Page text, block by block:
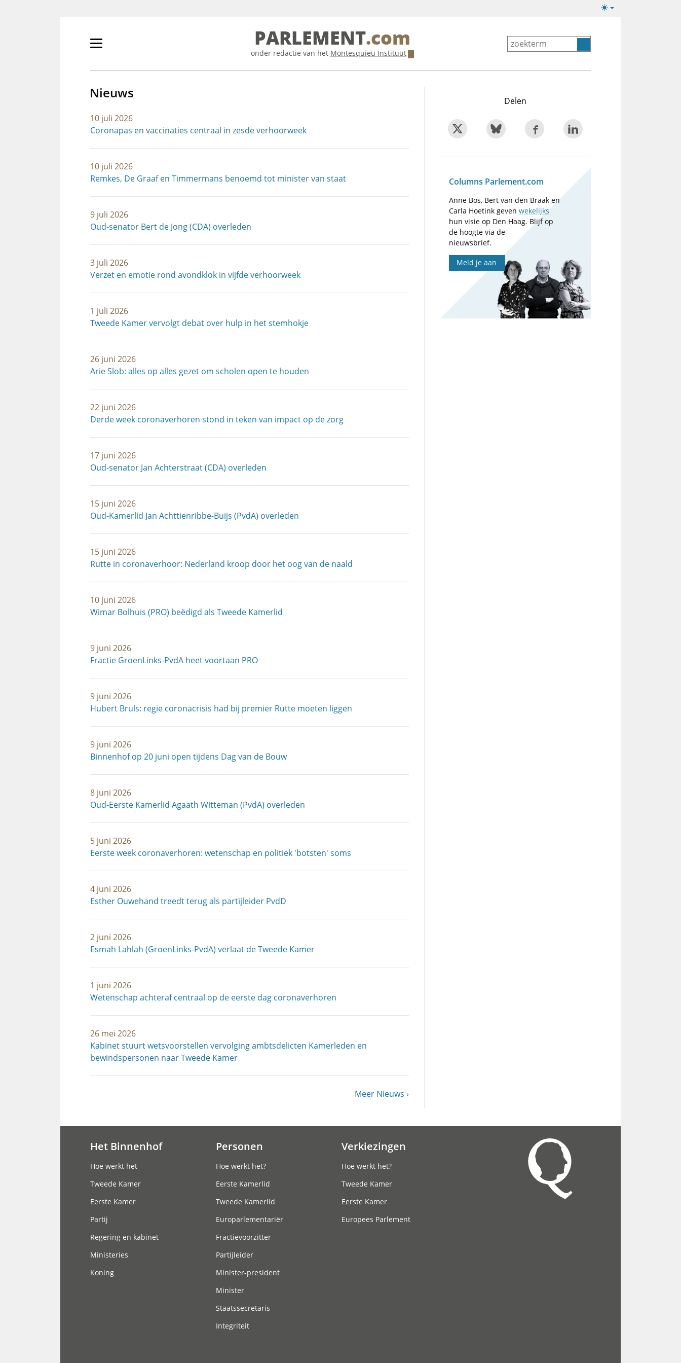
Lichte/donkere
Primair
tonen/verbergen
PARLEMENT.com
onder redactie van het Montesquieu Instituut
Nieuws
10 juli 2026
Coronapas en vaccinaties centraal in zesde verhoorweek
10 juli 2026
Remkes, De Graaf en Timmermans benoemd tot minister van staat
9 juli 2026
Oud-senator Bert de Jong (CDA) overleden
3 juli 2026
Verzet en emotie rond avondklok in vijfde verhoorweek
1 juli 2026
Tweede Kamer vervolgt debat over hulp in het stemhokje
26 juni 2026
Arie Slob: alles op alles gezet om scholen open te houden
22 juni 2026
Derde week coronaverhoren stond in teken van impact op de zorg
17 juni 2026
Oud-senator Jan Achterstraat (CDA) overleden
15 juni 2026
Oud-Kamerlid Jan Achttienribbe-Buijs (PvdA) overleden
15 juni 2026
Rutte in coronaverhoor: Nederland kroop door het oog van de naald
10 juni 2026
Wimar Bolhuis (PRO) beëdigd als Tweede Kamerlid
9 juni 2026
Fractie GroenLinks-PvdA heet voortaan PRO
9 juni 2026
Hubert Bruls: regie coronacrisis had bij premier Rutte moeten liggen
9 juni 2026
Binnenhof op 20 juni open tijdens Dag van de Bouw
8 juni 2026
Oud-Eerste Kamerlid Agaath Witteman (PvdA) overleden
5 juni 2026
Eerste week coronaverhoren: wetenschap en politiek 'botsten' soms
4 juni 2026
Esther Ouwehand treedt terug als partijleider PvdD
2 juni 2026
Esmah Lahlah (GroenLinks-PvdA) verlaat de Tweede Kamer
1 juni 2026
Wetenschap achteraf centraal op de eerste dag coronaverhoren
26 mei 2026
Kabinet stuurt wetsvoorstellen vervolging ambtsdelicten Kamerleden en
bewindspersonen naar Tweede Kamer
Volgende
Meer Nieuws
Delen
Columns Parlement.com
Anne Bos, Bert van den Braak en
Carla Hoetink gevenwekelijks
hun visie op Den Haag. Blijf op
de hoogte via de
nieuwsbrief.
Meld je aan
Het Binnenhof
Hoe werkt het
Tweede Kamer
Eerste Kamer
Partij
Regering en kabinet
Ministeries
Koning
Personen
Hoe werkt het?
Eerste Kamerlid
Tweede Kamerlid
Europarlementariër
Fractievoorzitter
Partijleider
Minister-president
Minister
Staatssecretaris
Integriteit
Verkiezingen
Hoe werkt het?
Tweede Kamer
Eerste Kamer
Europees Parlement